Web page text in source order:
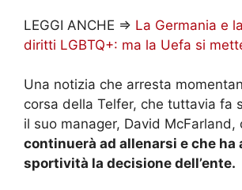
LEGGI ANCHE => La Germania e
diritti LGBTQ+: ma la Uefa si
Una notizia che arresta
corsa della Telfer, che tuttavia fa
il suo manager, David McFarland,
continuerà ad allenarsi e che ha
sportività la decisione dell’ente.